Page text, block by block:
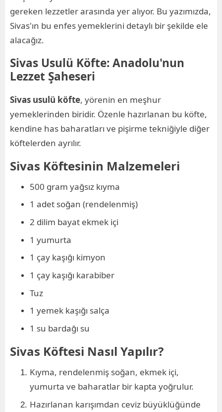
gereken lezzetler arasında yer alıyor. Bu yazımızda,
Sivas'ın bu enfes yemeklerini detaylı bir şekilde ele
alacağız.
Sivas Usulü Köfte: Anadolu'nun
Lezzet Şaheseri
Sivas usulü köfte, yörenin en meşhur
yemeklerinden biridir. Özenle hazırlanan bu köfte,
kendine has baharatları ve pişirme tekniğiyle diğer
köftelerden ayrılır.
Sivas Köftesinin Malzemeleri
500 gram yağsız kıyma
1 adet soğan (rendelenmiş)
2 dilim bayat ekmek içi
1 yumurta
1 çay kaşığı kimyon
1 çay kaşığı karabiber
Tuz
1 yemek kaşığı salça
1 su bardağı su
Sivas Köftesi Nasıl Yapılır?
Kıyma, rendelenmiş soğan, ekmek içi,
yumurta ve baharatlar bir kapta yoğrulur.
Hazırlanan karışımdan ceviz büyüklüğünde